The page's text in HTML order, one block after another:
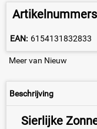
Artikelnummers
EAN: 6154131832833
Meer van Nieuw
Beschrijving
Sierlijke